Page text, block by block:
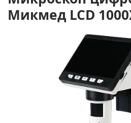
Микмед LCD